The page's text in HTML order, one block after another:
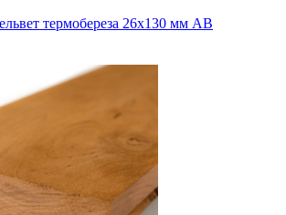
термобереза 26х130 мм АВ